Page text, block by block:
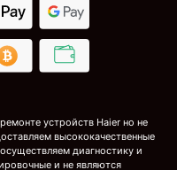
устройств Haier но не
высококачественные
диагностику и
и не являются